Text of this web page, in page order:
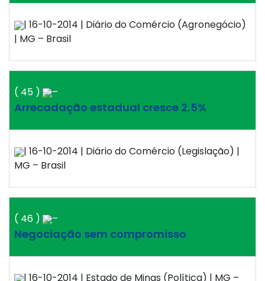
| 16-10-2014 | Diário do Comércio (Agronegócio)
| MG – Brasil
( 45 ) –
Arrecadação estadual cresce 2,5%
| 16-10-2014 | Diário do Comércio (Legislação) |
MG – Brasil
( 46 ) –
Negociação sem compromisso
| 16-10-2014 | Estado de Minas (Política) | MG –